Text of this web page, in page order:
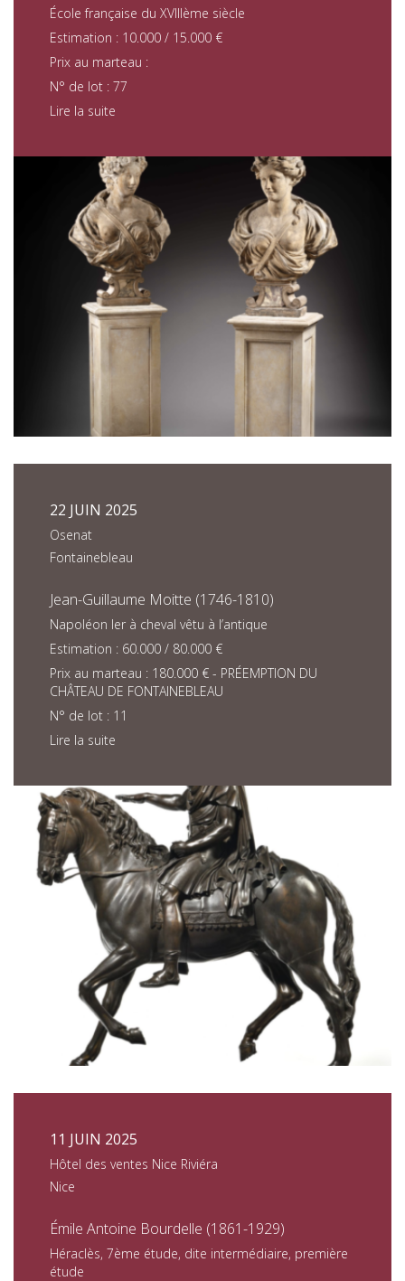
École française du XVIIIème siècle
Estimation : 10.000 / 15.000 €
Prix au marteau :
N° de lot : 77
Lire la suite
22 JUIN 2025
Osenat
Fontainebleau
Jean-Guillaume Moitte (1746-1810)
Napoléon Ier à cheval vêtu à l’antique
Estimation : 60.000 / 80.000 €
Prix au marteau : 180.000 € - PRÉEMPTION DU
CHÂTEAU DE FONTAINEBLEAU
N° de lot : 11
Lire la suite
11 JUIN 2025
Hôtel des ventes Nice Riviéra
Nice
Émile Antoine Bourdelle (1861-1929)
Héraclès, 7ème étude, dite intermédiaire, première
étude